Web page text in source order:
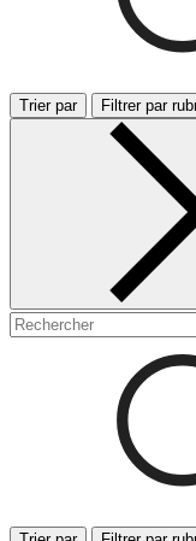
Trier par Filtrer par